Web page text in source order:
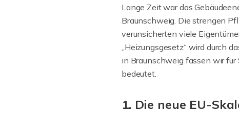
Lange Zeit war das
Braunschweig. Die strengen
verunsicherten viele
„Heizungsgesetz“ wird durch
in Braunschweig fassen wir für
bedeutet.
1. Die neue EU-